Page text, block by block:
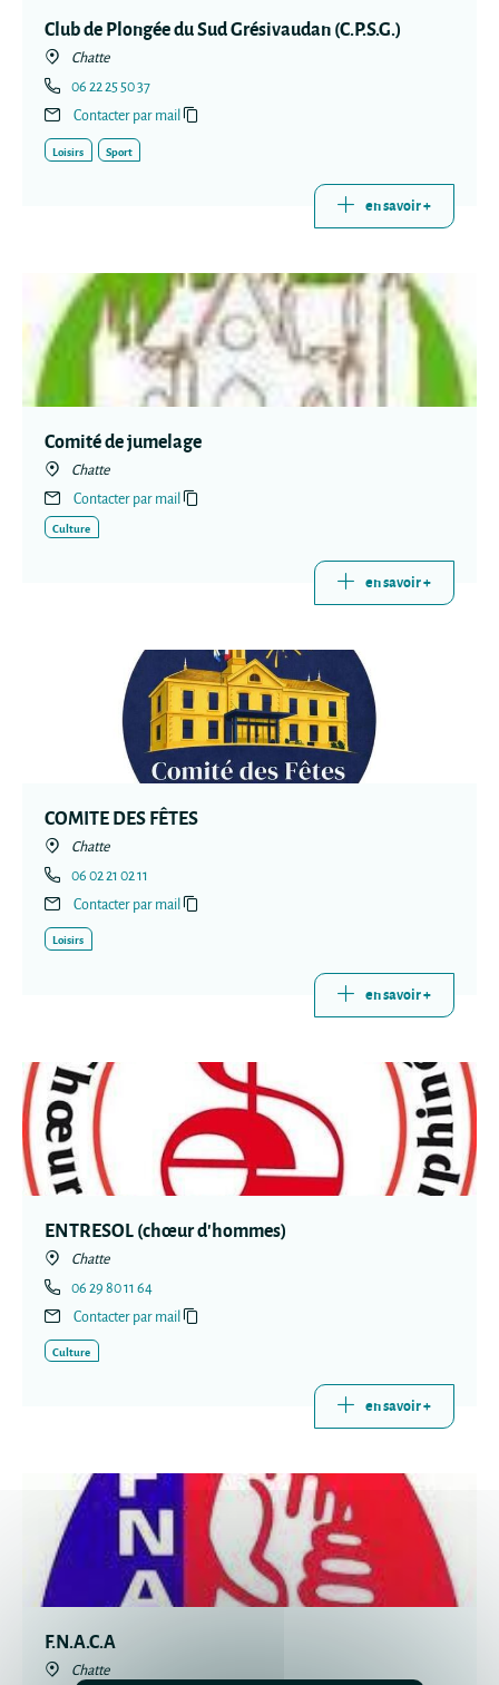
Club de Plongée du Sud Grésivaudan (C.P.S.G.)
Chatte
06 22 25 50 37
Contacter par mail
Loisirs Sport
en savoir +
Comité de jumelage
Chatte
Contacter par mail
Culture
en savoir +
COMITE DES FÊTES
Chatte
06 02 21 02 11
Contacter par mail
Loisirs
en savoir +
ENTRESOL (chœur d'hommes)
Chatte
06 29 80 11 64
Contacter par mail
Culture
en savoir +
F.N.A.C.A
Chatte